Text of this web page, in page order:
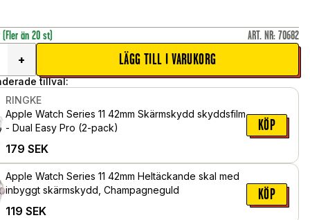
(Fler än 20 st) ART. NR: 70682
+ LÄGG TILL I VARUKORG
tillval:
RINGKE
Apple Watch Series 11 42mm Skärmskydd skyddsfilm
- Dual Easy Pro (2-pack)
179 SEK
KÖP
Apple Watch Series 11 42mm Heltäckande skal med
inbyggt skärmskydd, Champagneguld
119 SEK
KÖP